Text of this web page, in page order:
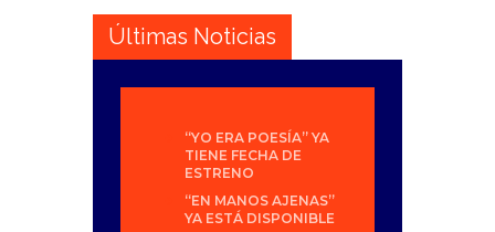
Últimas Noticias
“YO ERA POESÍA” YA
TIENE FECHA DE
ESTRENO
“EN MANOS AJENAS”
YA ESTÁ DISPONIBLE